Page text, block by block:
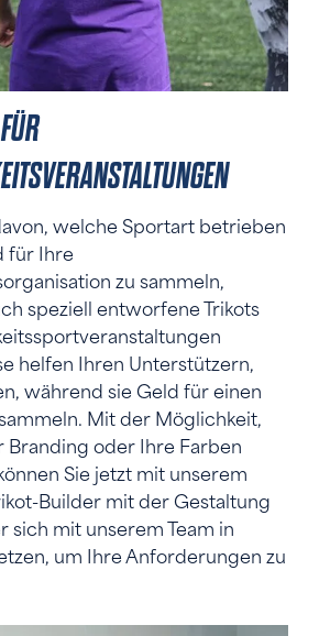
welche Sportart betrieben
für Ihre
zu sammeln,
speziell entworfene Trikots
helfen Ihren Unterstützern,
während sie Geld für einen
Mit der Möglichkeit,
Branding oder Ihre Farben
Sie jetzt mit unserem
Builder mit der Gestaltung
sich mit unserem Team in
um Ihre Anforderungen zu